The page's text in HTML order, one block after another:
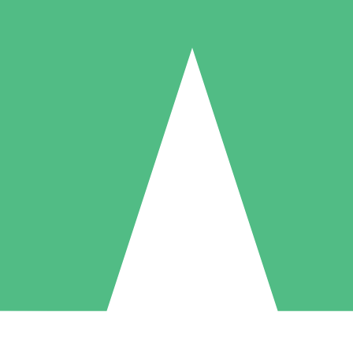
Individuella Kreditpaket
per användning med nedladdningskrediter. Inget månatligt åtagande
5 Nedladdningar
US$